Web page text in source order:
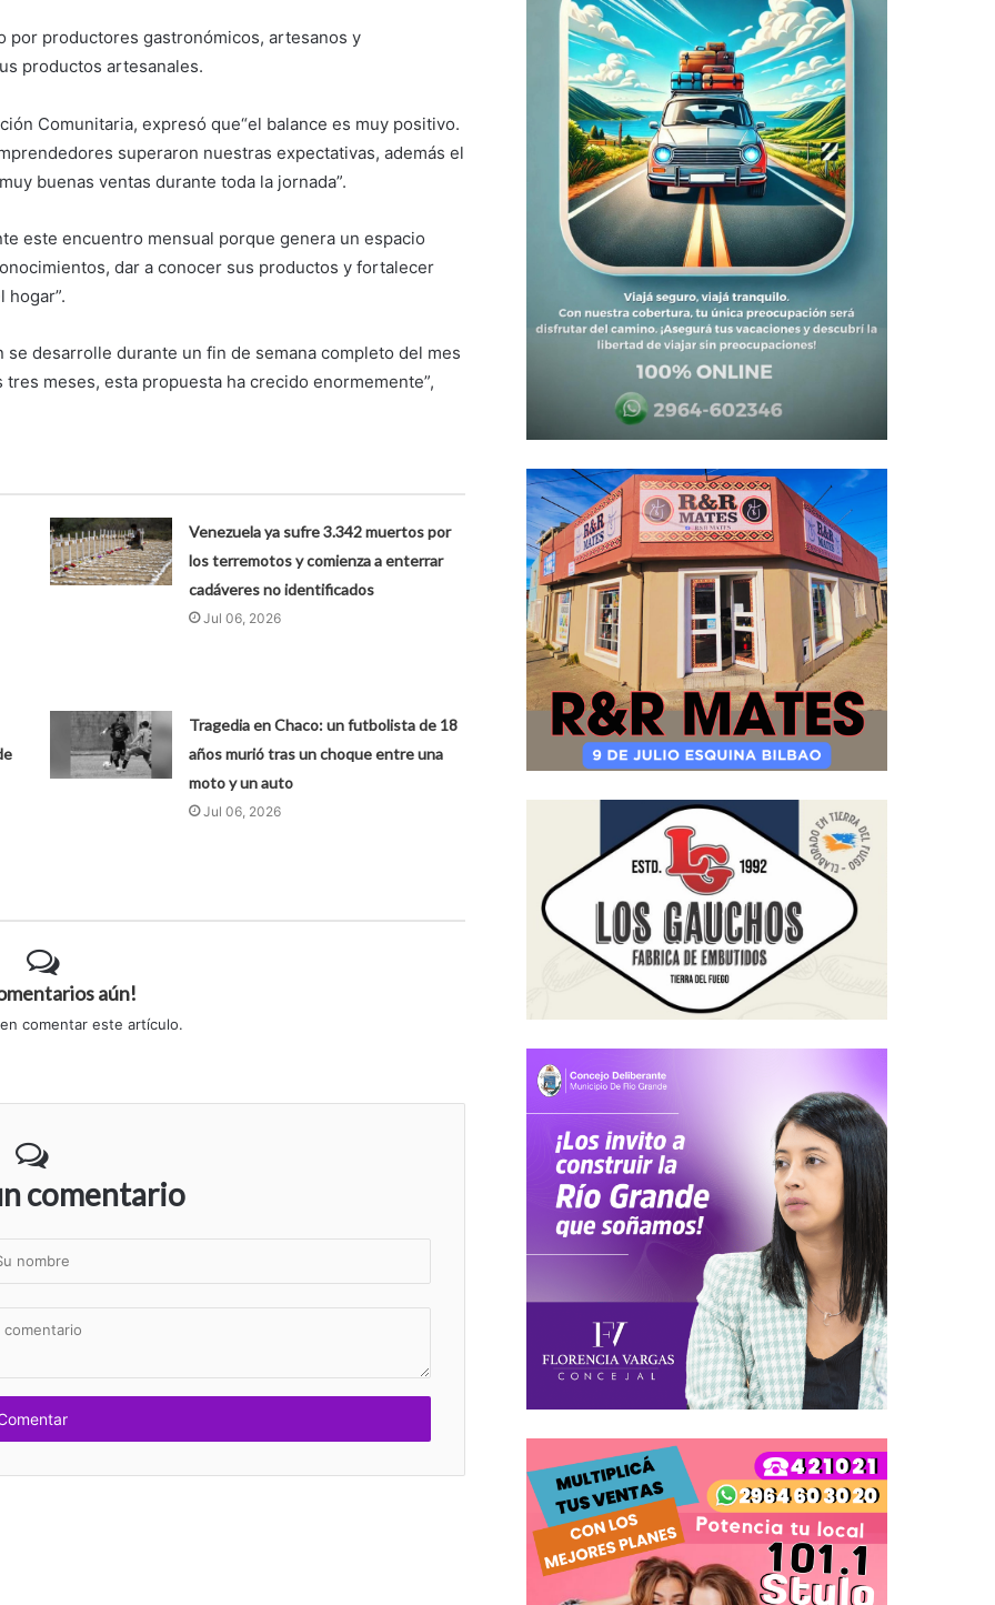
por productores gastronómicos, artesanos y
productos artesanales.
Comunitaria, expresó que“el balance es muy positivo.
superaron nuestras expectativas, además el
buenas ventas durante toda la jornada”.
este encuentro mensual porque genera un espacio
dar a conocer sus productos y fortalecer
hogar”.
se desarrolle durante un fin de semana completo del mes
meses, esta propuesta ha crecido enormemente”,
Venezuela ya sufre 3.342 muertos por
los terremotos y comienza a enterrar
cadáveres no identificados
Jul 06, 2026
Tragedia en Chaco: un futbolista de 18
años murió tras un choque entre una
moto y un auto
Jul 06, 2026
aún!
comentar este artículo.
comentario